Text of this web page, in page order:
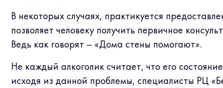
В некоторых случаях, практикуется
позволяет человеку получить первичное
Ведь как говорят – «Дома стены помогают».
Не каждый алкоголик считает, что его
исходя из данной проблемы, специалисты РЦ